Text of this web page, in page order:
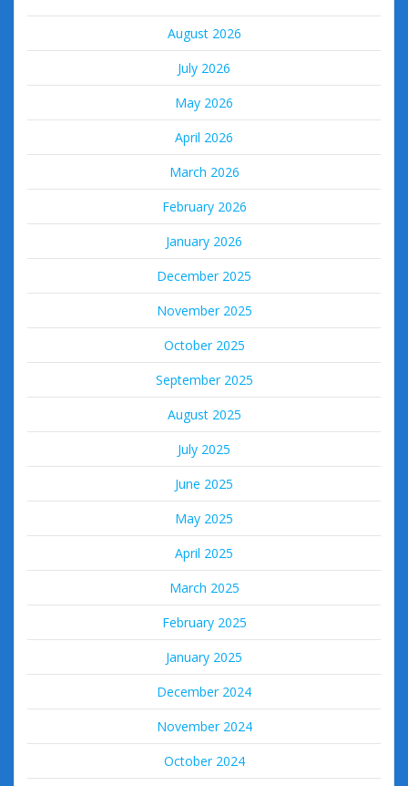
August 2026
July 2026
May 2026
April 2026
March 2026
February 2026
January 2026
December 2025
November 2025
October 2025
September 2025
August 2025
July 2025
June 2025
May 2025
April 2025
March 2025
February 2025
January 2025
December 2024
November 2024
October 2024